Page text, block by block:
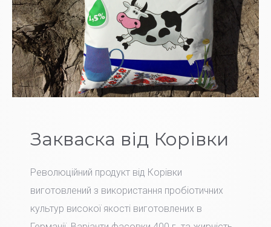
Закваска від Корівки
Революційний продукт від Корівки
виготовлений з використання пробіотичних
культур високої якості виготовлених в